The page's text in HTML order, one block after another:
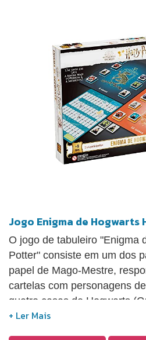
Jogo Enigma de
O jogo de tabuleiro "Enigma
Potter" consiste em um dos
papel de Mago-Mestre,
cartelas com personagens
quatro casas de Hogwarts
Sonserina e Corvinal), cada